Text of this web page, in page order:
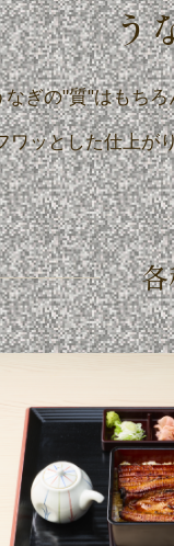
う
ぎの"質"はもちろ
ワッとした仕上が